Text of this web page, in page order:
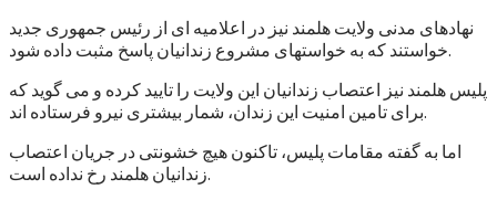
نهادهای مدنی ولایت هلمند نیز در اعلامیه ای از رئیس جمهوری جدید
خواستند که به خواستهای مشروع زندانیان پاسخ مثبت داده شود.
پلیس هلمند نیز اعتصاب زندانیان این ولایت را تایید کرده و می گوید که
برای تامین امنیت این زندان، شمار بیشتری نیرو فرستاده اند.
اما به گفته مقامات پلیس، تاکنون هیچ خشونتی در جریان اعتصاب
زندانیان هلمند رخ نداده است.